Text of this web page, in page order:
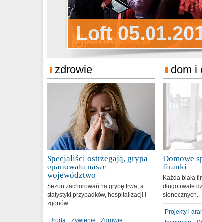
Loft
Sylwester
Sylwester
31.12.2018
zdrowie
Specjaliści ostrzegają, grypa
opanowała nasze
województwo
Sezon zachorowań na grypę trwa, a
statystyki przypadków, hospitalizacji i
zgonów..
Uroda Żywienie Zdrowie
dom i
Domowe
firanki
Każda biała
długotrwałe
słonecznych..
Projekty i